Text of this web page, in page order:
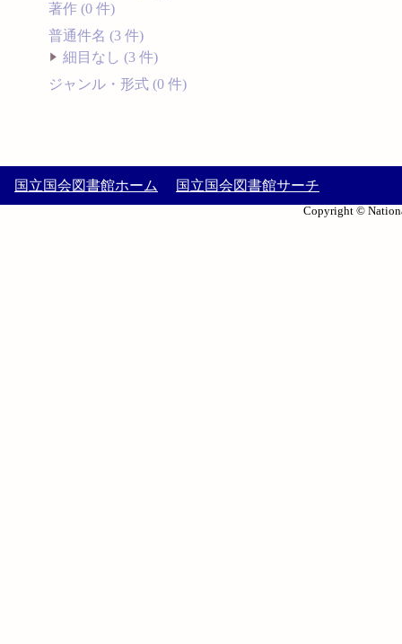
著作 (0 件)
普通件名 (3 件)
細目なし (3 件)
ジャンル・形式 (0 件)
国立国会図書館ホーム 国立国会図書館サーチ
Copyright ©